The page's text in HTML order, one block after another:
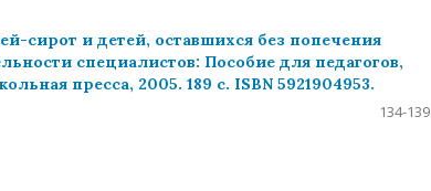
сирот и детей, оставшихся без попечения
специалистов: Пособие для педагогов,
пресса, 2005. 189 с. ISBN 5921904953.
134-139